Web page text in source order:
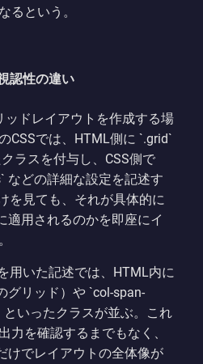
るという。
認性の違い
ドレイアウトを作成する場
CSSでは、HTML側に `.grid`
ラスを付与し、CSS側で
などの詳細な設定を記述す
を見ても、それが具体的に
適用されるのかを即座にイ
用いた記述では、HTML内に
グリッド）や `col-span-
いったクラスが並ぶ。これ
力を確認するまでもなく、
けでレイアウトの全体像が